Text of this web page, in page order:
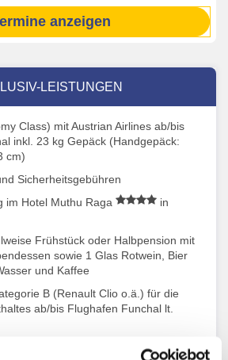
anzeigen
LEISTUNGEN
Class) mit Austrian Airlines ab/bis
inkl. 23 kg Gepäck (Handgepäck:
cm)
Sicherheitsgebühren
im Hotel Muthu Raga
in
Frühstück oder Halbpension mit
sowie 1 Glas Rotwein, Bier
und Kaffee
B (Renault Clio o.ä.) für die
ab/bis Flughafen Funchal lt.